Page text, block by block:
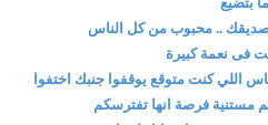
.. محبوب من كل الناس
فى نعمة كبيرة
اللي كنت متوقع يوقفوا جنبك اختفوا
مستنية فرصة انها تفترسكم